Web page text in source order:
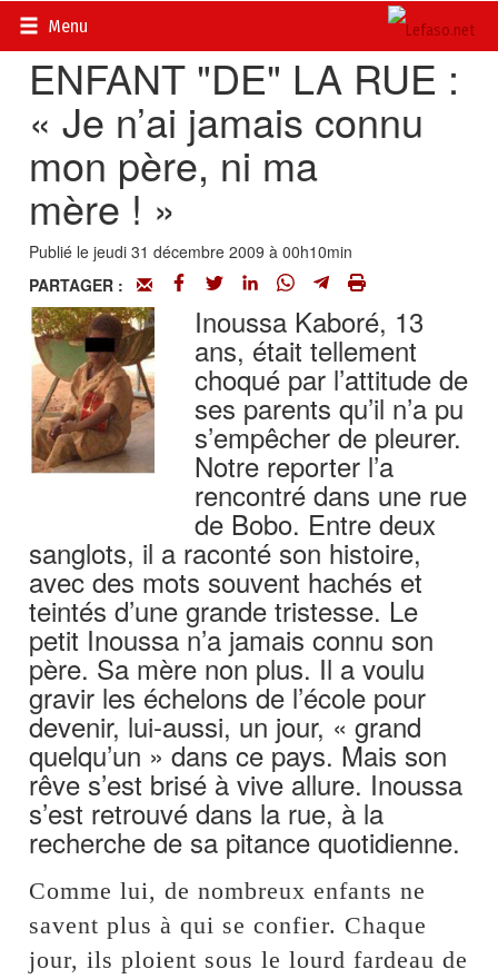
Menu
Accueil>
ENFANT "DE" LA RUE :
« Je n’ai jamais connu
mon père, ni ma
mère ! »
Publié le jeudi 31 décembre 2009 à 00h10min
PARTAGER :
Inoussa Kaboré, 13
ans, était tellement
choqué par l’attitude de
ses parents qu’il n’a pu
s’empêcher de pleurer.
Notre reporter l’a
rencontré dans une rue
de Bobo. Entre deux
sanglots, il a raconté son histoire,
avec des mots souvent hachés et
teintés d’une grande tristesse. Le
petit Inoussa n’a jamais connu son
père. Sa mère non plus. Il a voulu
gravir les échelons de l’école pour
devenir, lui-aussi, un jour, « grand
quelqu’un » dans ce pays. Mais son
rêve s’est brisé à vive allure. Inoussa
s’est retrouvé dans la rue, à la
recherche de sa pitance quotidienne.
Comme lui, de nombreux enfants ne
savent plus à qui se confier. Chaque
jour, ils ploient sous le lourd fardeau de